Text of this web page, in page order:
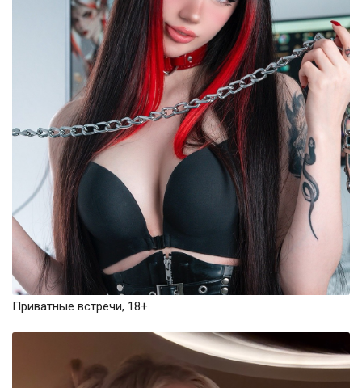
Приватные встречи, 18+